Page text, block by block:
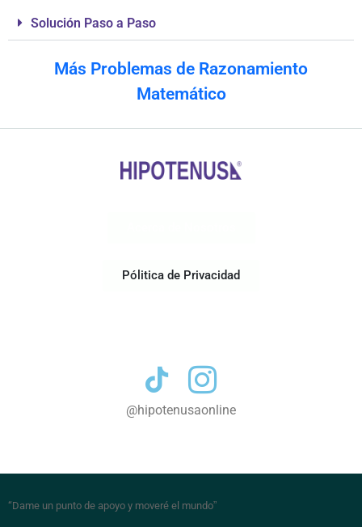
Solución Paso a Paso
Más Problemas de Razonamiento
Matemático
Pólitica de Privacidad
@hipotenusaonline
“Dame un punto de apoyo y moveré el mundo”